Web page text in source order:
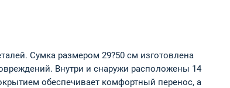
Сумка размером 29?50 см изготовлена
Внутри и снаружи расположены 14
обеспечивает комфортный перенос, а